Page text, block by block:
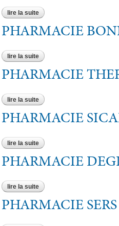
lire la suite de pharmacie bruneau
PHARMACIE
lire la suite de pharmacie bonnin
PHARMACIE
lire la suite de pharmacie thermale
PHARMACIE
lire la suite de pharmacie sicard
PHARMACIE
lire la suite de pharmacie degila
PHARMACIE SERS